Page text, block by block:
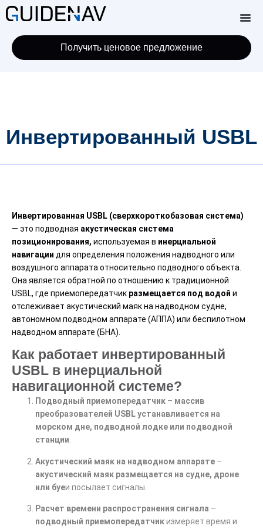
Получить ценовое предложение
Инвертированный USBL
Инвертированная USBL (сверхкороткобазовая система)
— это подводная акустическая система
позиционирования, используемая в инерциальной
навигации для определения положения надводного или
воздушного аппарата относительно подводного объекта.
Она является обратной по отношению к традиционной
USBL, где приемопередатчик размещается под водой и
отслеживает акустический маяк на надводном судне,
автономном подводном аппарате (АППА) или беспилотном
надводном аппарате (БНА).
Как работает инвертированный
USBL в инерциальной
навигационной системе?
Подводный приемопередатчик – массив
преобразователей USBL устанавливается на
морском дне, подводной лодке или подводной
станции.
Акустический маяк на надводном аппарате –
акустический маяк размещается на судне, дроне
или буеи посылает сигналы.
Расчет времени распространения сигнала –
подводный приемопередатчикизмеряет время и